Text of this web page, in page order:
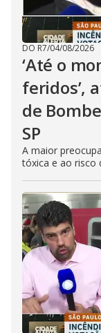
DO R7/04/08/2026
‘Até o
feridos’,
de
SP
A maior
tóxica e ao risco